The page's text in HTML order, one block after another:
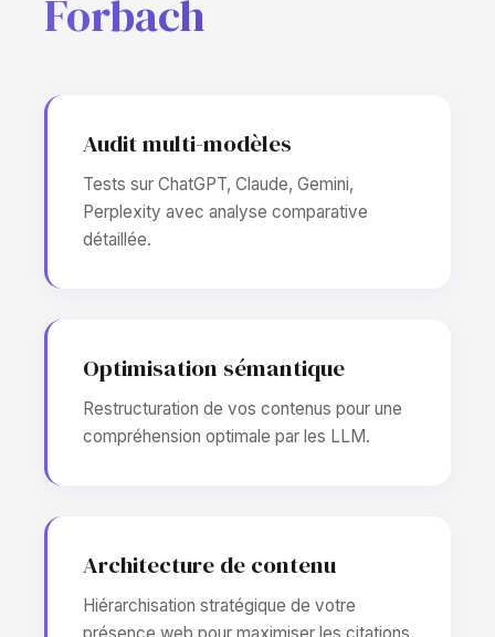
Forbach
Audit multi-modèles
Tests sur ChatGPT, Claude, Gemini,
Perplexity avec analyse comparative
détaillée.
Optimisation sémantique
Restructuration de vos contenus pour une
compréhension optimale par les LLM.
Architecture de contenu
Hiérarchisation stratégique de votre